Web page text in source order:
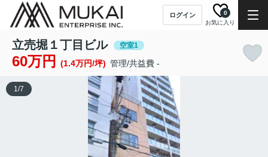
ログイン
お気に入り
0
立売堀１丁目ビル 空室1
60万円 (1.4万円/坪) 管理/共益費 -
1/7